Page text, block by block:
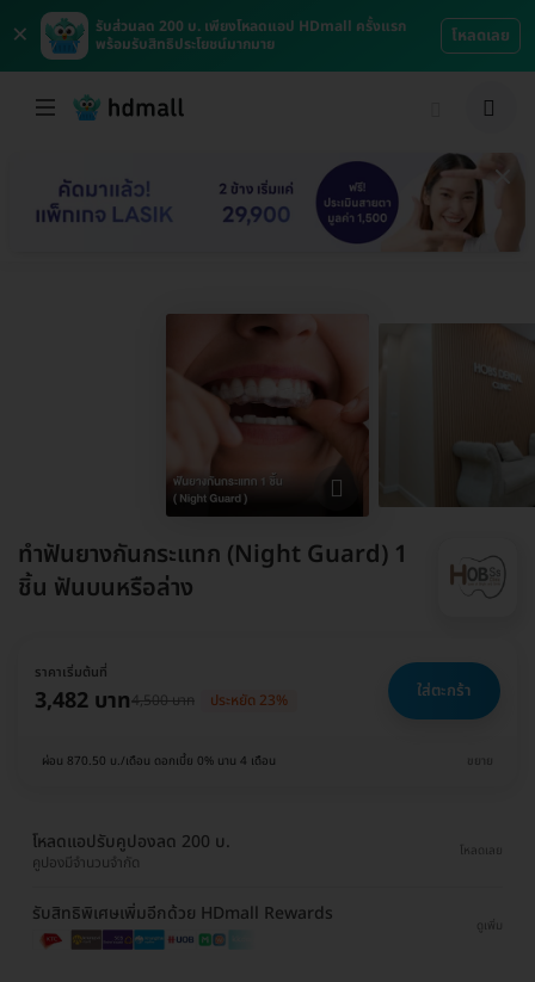
×
รับส่วนลด 200 บ. เพียงโหลดแอป HDmall ครั้งแรก
พร้อมรับสิทธิประโยชน์มากมาย
โหลดเลย
ทำฟันยางกันกระแทก (Night Guard) 1
ชิ้น ฟันบนหรือล่าง
ราคาเริ่มต้นที่
3,482 บาท4,500 บาท ประหยัด 23% ใส่ตะกร้า
ผ่อน 870.50 บ./เดือน ดอกเบี้ย 0% นาน 4 เดือน ขยาย
โหลดแอปรับคูปองลด 200 บ.
คูปองมีจำนวนจำกัด
โหลดเลย
รับสิทธิพิเศษเพิ่มอีกด้วย HDmall Rewards
ดูเพิ่ม